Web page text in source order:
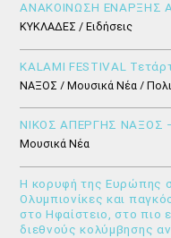
ΑΝΑΚΟΙΝΩΣΗ ΕΝΑΡΞΗΣ
ΚΥΚΛΑΔΕΣ / Ειδήσεις
KALAMI FESTIVAL
ΝΑΞΟΣ / Μουσικά Νέα /
ΝΙΚΟΣ ΑΠΕΡΓΗΣ ΝΑΞΟΣ
Μουσικά Νέα
Η κορυφή της Ευρώπης
Ολυμπιονίκες και
στο Ηφαίστειο, στο πιο
διεθνούς κολύμβησης